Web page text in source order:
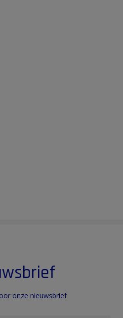
onze nieuwsbrief